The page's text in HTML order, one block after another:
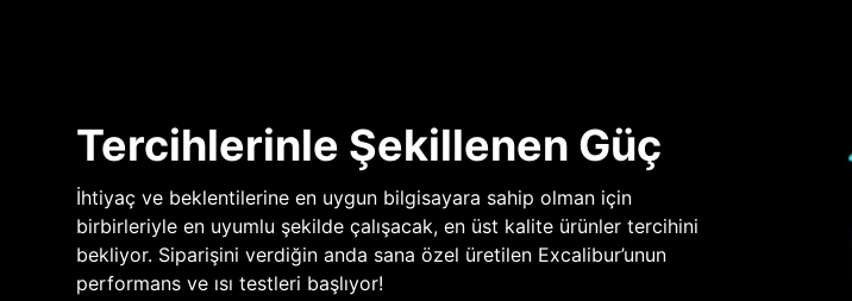
Tercihlerinle Şekillenen Güç
İhtiyaç ve beklentilerine en uygun bilgisayara sahip olman için
birbirleriyle en uyumlu şekilde çalışacak, en üst kalite ürünler tercihini
bekliyor. Siparişini verdiğin anda sana özel üretilen Excalibur’unun
performans ve ısı testleri başlıyor!